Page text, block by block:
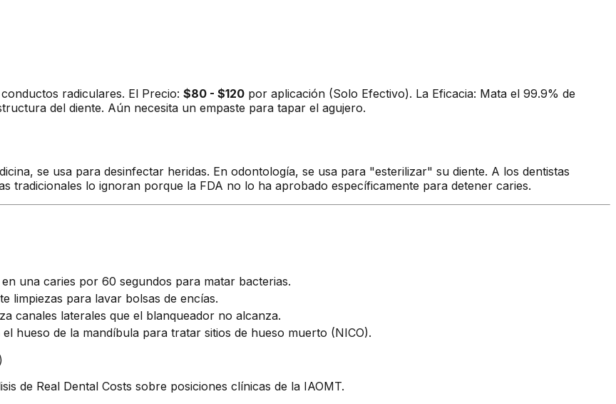
radiculares. El Precio: $80 - $120 por aplicación (Solo Efectivo). La Eficacia: Mata el 99.9% de
del diente. Aún necesita un empaste para tapar el agujero.
se usa para desinfectar heridas. En odontología, se usa para "esterilizar" su diente. A los dentistas
tradicionales lo ignoran porque la FDA no lo ha aprobado específicamente para detener caries.
en una caries por 60 segundos para matar bacterias.
limpiezas para lavar bolsas de encías.
canales laterales que el blanqueador no alcanza.
hueso de la mandíbula para tratar sitios de hueso muerto (NICO).
de Real Dental Costs sobre posiciones clínicas de la IAOMT.